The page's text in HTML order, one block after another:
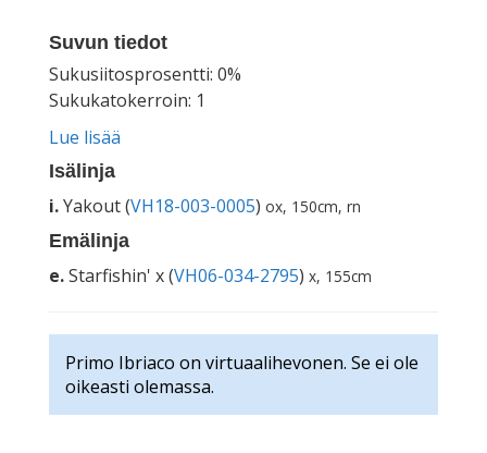
Suvun tiedot
Sukusiitosprosentti: 0%
Sukukatokerroin: 1
Lue lisää
Isälinja
i.Yakout (VH18-003-0005) ox, 150cm, rn
Emälinja
e.Starfishin' x (VH06-034-2795) x, 155cm
Primo Ibriaco on virtuaalihevonen. Se ei ole
oikeasti olemassa.